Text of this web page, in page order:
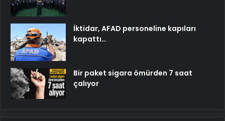
İktidar, AFAD personeline kapıları
kapattı…
Bir paket sigara ömürden 7 saat
çalıyor